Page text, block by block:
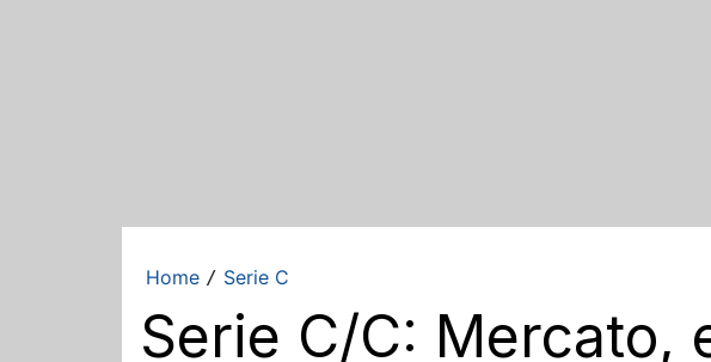
Home / Serie C
Serie C/C: Mercato,